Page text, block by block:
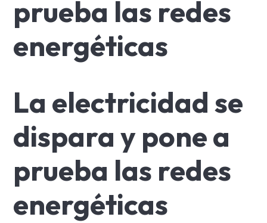
La electricidad se
dispara y pone a
prueba las redes
energéticas